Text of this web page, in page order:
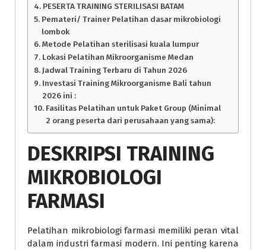
PESERTA TRAINING STERILISASI BATAM
Pemateri/ Trainer Pelatihan dasar mikrobiologi
lombok
Metode Pelatihan sterilisasi kuala lumpur
Lokasi Pelatihan Mikroorganisme Medan
Jadwal Training Terbaru di Tahun 2026
Investasi Training Mikroorganisme Bali tahun
2026 ini :
Fasilitas Pelatihan untuk Paket Group (Minimal
2 orang peserta dari perusahaan yang sama):
DESKRIPSI TRAINING
MIKROBIOLOGI
FARMASI
Pelatihan mikrobiologi farmasi memiliki peran vital
dalam industri farmasi modern. Ini penting karena